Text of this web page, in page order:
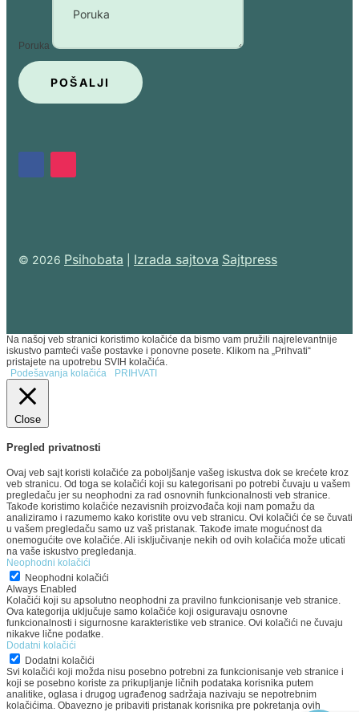
Poruka
POŠALJI
© 2026 Psihobata Izrada sajtova Sajtpress
Na našoj veb stranici koristimo kolačiće da bismo vam pružili najrelevantnije
iskustvo pamteći vaše postavke i ponovne posete. Klikom na „Prihvati“
pristajete na upotrebu SVIH kolačića.
Podešavanja kolačića
PRIHVATI
Close
Pregled privatnosti
Ovaj veb sajt koristi kolačiće za poboljšanje vašeg iskustva dok se krećete kroz
veb stranicu. Od toga se kolačići koji su kategorisani po potrebi čuvaju u vašem
pregledaču jer su neophodni za rad osnovnih funkcionalnosti veb stranice.
Takođe koristimo kolačiće nezavisnih proizvođača koji nam pomažu da
analiziramo i razumemo kako koristite ovu veb stranicu. Ovi kolačići će se čuvati
u vašem pregledaču samo uz vaš pristanak. Takođe imate mogućnost da
onemogućite ove kolačiće. Ali isključivanje nekih od ovih kolačića može uticati
na vaše iskustvo pregledanja.
Neophodni kolačići
Neophodni kolačići
Always Enabled
Kolačići koji su apsolutno neophodni za pravilno funkcionisanje veb stranice.
Ova kategorija uključuje samo kolačiće koji osiguravaju osnovne
funkcionalnosti i sigurnosne karakteristike veb stranice. Ovi kolačići ne čuvaju
nikakve lične podatke.
Dodatni kolačići
Dodatni kolačići
Svi kolačići koji možda nisu posebno potrebni za funkcionisanje veb stranice i
koji se posebno koriste za prikupljanje ličnih podataka korisnika putem
analitike, oglasa i drugog ugrađenog sadržaja nazivaju se nepotrebnim
kolačićima. Obavezno je pribaviti pristanak korisnika pre pokretanja ovih